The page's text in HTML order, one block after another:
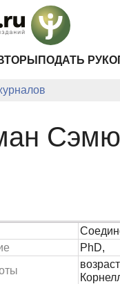
ПОДАТЬ
PhD,